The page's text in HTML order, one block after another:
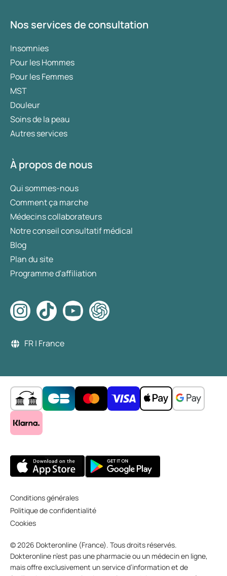
Nos services de consultation
Insomnies
Pour les Hommes
Pour les Femmes
MST
Douleur
Soins de la peau
Autres services
À propos de nous
Qui sommes-nous
Comment ça marche
Médecins collaborateurs
Notre conseil consultatif médical
Blog
Plan du site
Programme d'affiliation
FR | France
Conditions générales
Politique de confidentialité
Cookies
© 2026 Dokteronline (France). Tous droits réservés.
Dokteronline n’est pas une pharmacie ou un médecin en ligne,
mais offre exclusivement un service d’information et de